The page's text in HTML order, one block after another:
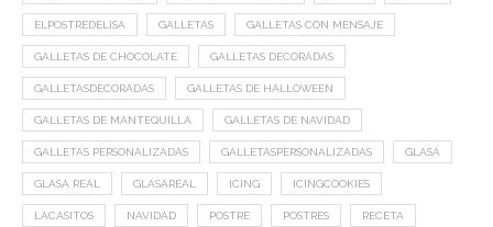
ELPOSTREDELISA GALLETAS GALLETAS CON MENSAJE
GALLETAS DE CHOCOLATE GALLETAS DECORADAS
GALLETASDECORADAS GALLETAS DE HALLOWEEN
GALLETAS DE MANTEQUILLA GALLETAS DE NAVIDAD
GALLETAS PERSONALIZADAS GALLETASPERSONALIZADAS GLASA
GLASA REAL GLASAREAL ICING ICINGCOOKIES
LACASITOS NAVIDAD POSTRE POSTRES RECETA